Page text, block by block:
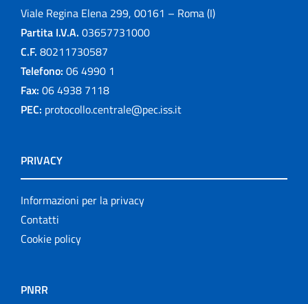
Viale Regina Elena 299, 00161 – Roma (I)
Partita I.V.A. 03657731000
C.F. 80211730587
Telefono: 06 4990 1
Fax: 06 4938 7118
PEC: protocollo.centrale@pec.iss.it
PRIVACY
Informazioni per la privacy
Contatti
Cookie policy
PNRR